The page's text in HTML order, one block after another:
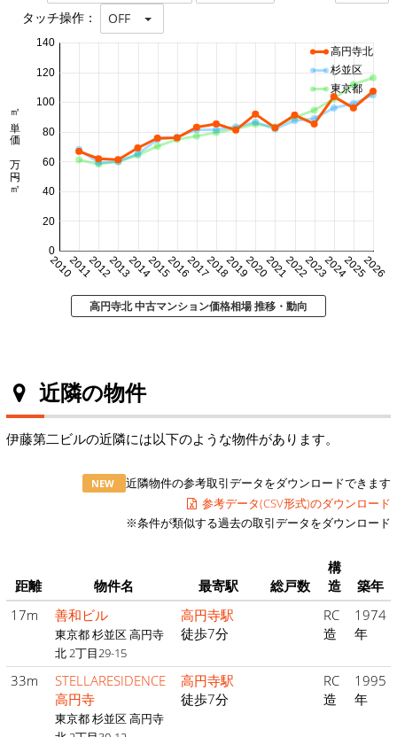
タッチ操作： OFF
20102011201220132014201520162017201820192020202120222023202420252026
0
20
40
60
80
100
120
140
㎡単価 万円/㎡
高円寺北
杉並区
東京都
高円寺北 中古マンション価格相場 推移・動向
近隣の物件
伊藤第二ビルの近隣には以下のような物件があります。
NEW
近隣物件の参考取引データをダウンロードできます
参考データ(CSV形式)のダウンロード
※条件が類似する過去の取引データをダウンロード
距離 物件名 最寄駅 総戸数
構
造
築年
17m
善和ビル
東京都 杉並区 高円寺
北 2丁目29-15
高円寺駅
徒歩7分
RC
造
1974
年
33m
STELLARESIDENCE
高円寺
東京都 杉並区 高円寺
高円寺駅
徒歩7分
RC
造
1995
年